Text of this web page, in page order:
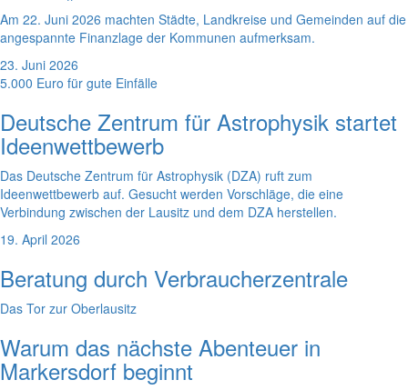
Am 22. Juni 2026 machten Städte, Landkreise und Gemeinden auf die
angespannte Finanzlage der Kommunen aufmerksam.
23. Juni 2026
5.000 Euro für gute Einfälle
Deutsche Zentrum für Astrophysik startet
Ideenwettbewerb
Das Deutsche Zentrum für Astrophysik (DZA) ruft zum
Ideenwettbewerb auf. Gesucht werden Vorschläge, die eine
Verbindung zwischen der Lausitz und dem DZA herstellen.
19. April 2026
Beratung durch Verbraucherzentrale
Das Tor zur Oberlausitz
Warum das nächste Abenteuer in
Markersdorf beginnt